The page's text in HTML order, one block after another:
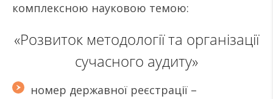
комплексною науковою темою:
«Розвиток методології та організації
сучасного аудиту»
номер державної реєстрації –